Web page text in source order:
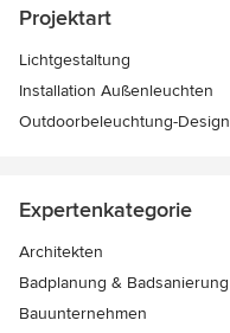
Projektart
Lichtgestaltung
Installation Außenleuchten
Outdoorbeleuchtung-Design
Expertenkategorie
Architekten
Badplanung & Badsanierung
Bauunternehmen